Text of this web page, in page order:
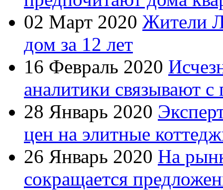
02 Март 2020 Жители
дом за 12 лет
16 Февраль 2020
аналитики связывают с
28 Январь 2020
цен на элитные
26 Январь 2020 На
сокращается